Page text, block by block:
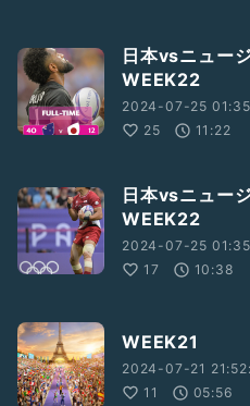
日本vsニュー
WEEK22
2024-07-25
25
11:22
日本vsニュ
WEEK22
2024-07-25
17
10:38
WEEK21
2024-07-21
11
05:56